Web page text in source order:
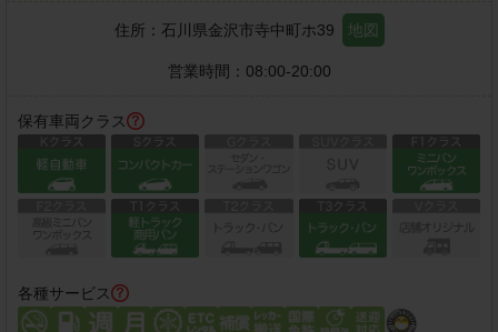
住所： 石川県金沢市寺中町ホ39 地図
営業時間： 08:00-20:00
保有車両クラス
各種サービス